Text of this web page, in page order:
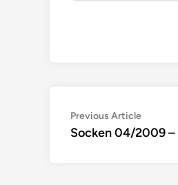
Previous ArticlePrevious
article:
Socken 04/2009